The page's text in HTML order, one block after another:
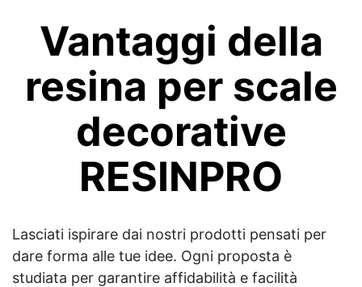
Vantaggi della
resina per scale
decorative
RESINPRO
Lasciati ispirare dai nostri prodotti pensati per
dare forma alle tue idee. Ogni proposta è
studiata per garantire affidabilità e facilità